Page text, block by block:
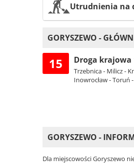
Utrudnienia na
GORYSZEWO -
15 Droga krajowa
Trzebnica - Milicz -
Inowrocław - Toruń
GORYSZEWO -
Dla miejscowości Goryszewo